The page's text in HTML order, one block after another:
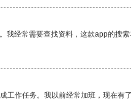
经常需要查找资料，这款app的搜
作任务。我以前经常加班，现在有